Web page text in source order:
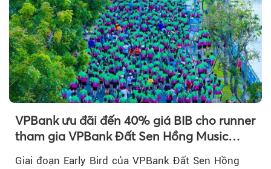
VPBank ưu đãi đến 40% giá BIB cho runner
tham gia VPBank Đất Sen Hồng Music
Giai đoạn Early Bird của VPBank Đất Sen Hồng